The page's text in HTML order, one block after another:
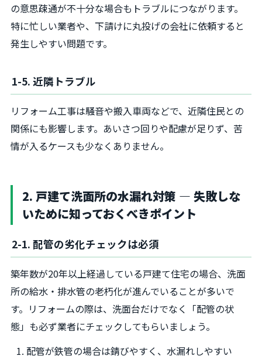
の意思疎通が不十分な場合もトラブルにつながります。
特に忙しい業者や、下請けに丸投げの会社に依頼すると
発生しやすい問題です。
1-5. 近隣トラブル
リフォーム工事は騒音や搬入車両などで、近隣住民との
関係にも影響します。あいさつ回りや配慮が足りず、苦
情が入るケースも少なくありません。
2. 戸建て洗面所の水漏れ対策 ― 失敗しな
いために知っておくべきポイント
2-1. 配管の劣化チェックは必須
築年数が20年以上経過している戸建て住宅の場合、洗面
所の給水・排水管の老朽化が進んでいることが多いで
す。リフォームの際は、洗面台だけでなく「配管の状
態」も必ず業者にチェックしてもらいましょう。
配管が鉄管の場合は錆びやすく、水漏れしやすい